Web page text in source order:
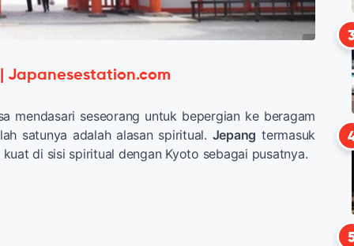
Japanesestation.com
mendasari seseorang untuk bepergian ke beragam
satunya adalah alasan spiritual. Jepang termasuk
di sisi spiritual dengan Kyoto sebagai pusatnya.